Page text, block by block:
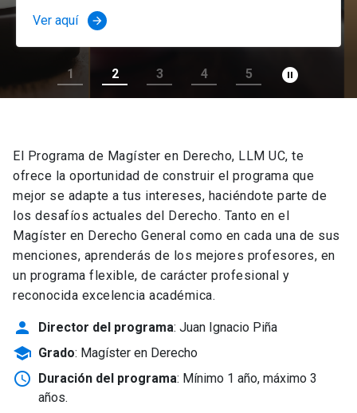
Ver aquí arrow_forward
1 2 3 4 5 pause_circle_filled
El Programa de Magíster en Derecho, LLM UC, te
ofrece la oportunidad de construir el programa que
mejor se adapte a tus intereses, haciéndote parte de
los desafíos actuales del Derecho. Tanto en el
Magíster en Derecho General como en cada una de sus
menciones, aprenderás de los mejores profesores, en
un programa flexible, de carácter profesional y
reconocida excelencia académica.
person Director del programa: Juan Ignacio Piña
school Grado: Magíster en Derecho
schedule Duración del programa: Mínimo 1 año, máximo 3
años.